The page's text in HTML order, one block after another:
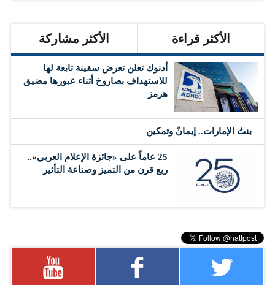
الأكثر قراءة الأكثر مشاركة
أدنوك تعلن تعرض سفينة تابعة لها
للاستهداف بصاروخ أثناء عبورها مضيق
هرمز
بنتُ الإمارات.. إيمانٌ وتمكين
25 عاماً على «جائزة الإعلام العربي»..
ربع قرن من التميز وصناعة التأثير